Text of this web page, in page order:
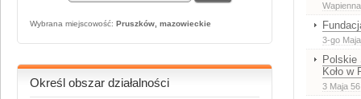
Wybrana miejscowość: Pruszków, mazowieckie
Określ obszar działalności
3-go
Polskie
Koło w
3 Maja 56